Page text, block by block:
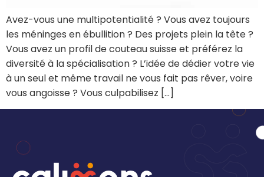
Avez-vous une multipotentialité ? Vous avez toujours
les méninges en ébullition ? Des projets plein la tête ?
Vous avez un profil de couteau suisse et préférez la
diversité à la spécialisation ? L’idée de dédier votre vie
à un seul et même travail ne vous fait pas rêver, voire
vous angoisse ? Vous culpabilisez […]